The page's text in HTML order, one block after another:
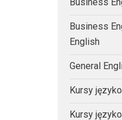
Business
English
General
Kursy
Kursy